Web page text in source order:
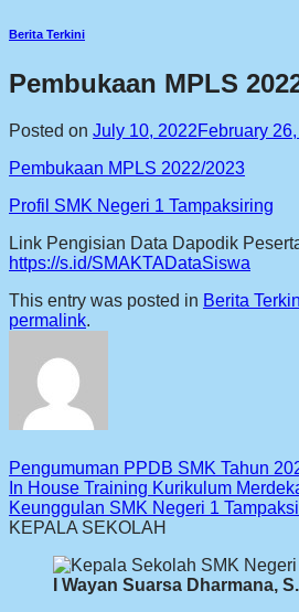
Berita Terkini
Pembukaan MPLS
Posted on July 10, 2022February
Pembukaan MPLS 2022/2023
Profil SMK Negeri 1 Tampaksiring
Link Pengisian Data Dapodik
https://s.id/SMAKTADataSiswa
This entry was posted in Berita
permalink.
Pengumuman PPDB SMK Tahun
In House Training Kurikulum
Keunggulan SMK Negeri 1
KEPALA SEKOLAH
I Wayan Suarsa Dharmana,